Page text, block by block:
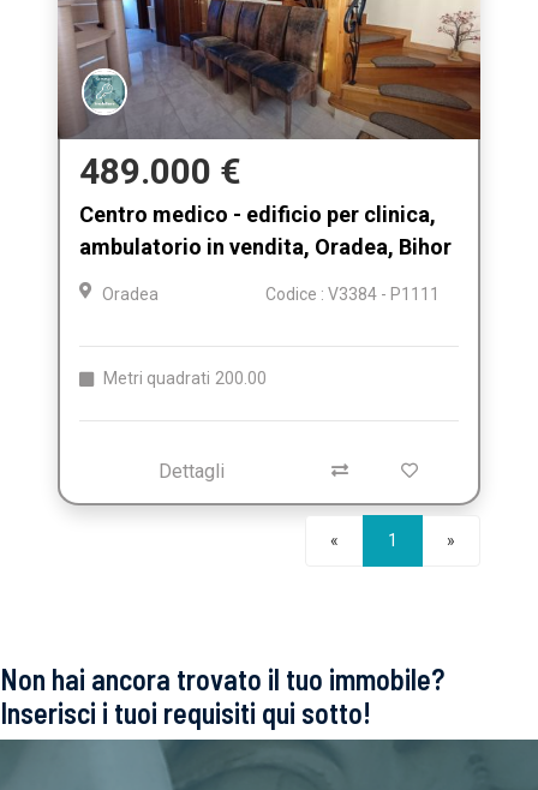
489.000 €
Centro medico - edificio per clinica,
ambulatorio in vendita, Oradea, Bihor
Oradea Codice : V3384 - P1111
Metri quadrati 200.00
Dettagli
« 1 »
Non hai ancora trovato il tuo immobile?
Inserisci i tuoi requisiti qui sotto!